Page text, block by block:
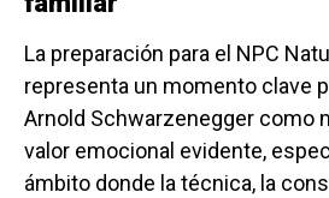
La preparación para el NPC
representa un momento clave
Arnold Schwarzenegger como
valor emocional evidente,
ámbito donde la técnica, la